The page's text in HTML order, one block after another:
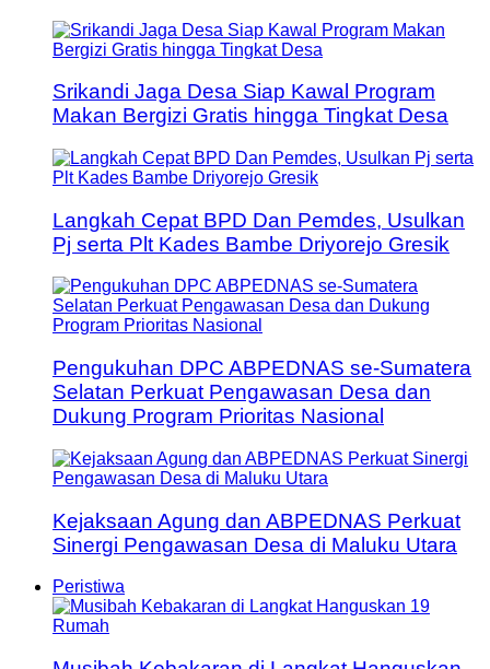
Srikandi Jaga Desa Siap Kawal Program
Makan Bergizi Gratis hingga Tingkat Desa
Langkah Cepat BPD Dan Pemdes, Usulkan
Pj serta Plt Kades Bambe Driyorejo Gresik
Pengukuhan DPC ABPEDNAS se-Sumatera
Selatan Perkuat Pengawasan Desa dan
Dukung Program Prioritas Nasional
Kejaksaan Agung dan ABPEDNAS Perkuat
Sinergi Pengawasan Desa di Maluku Utara
Peristiwa